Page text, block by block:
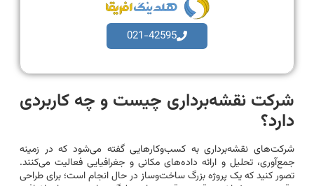
021-42595
شرکت نقشه‌برداری چیست و چه کاربردی
دارد؟
شرکت‌های نقشه‌برداری به کسب‌وکارهایی گفته می‌شود که در زمینه
جمع‌آوری، تحلیل و ارائه داده‌های مکانی و جغرافیایی فعالیت می‌کنند.
تصور کنید که یک پروژه بزرگ ساخت‌وساز در حال انجام است؛ برای طراحی